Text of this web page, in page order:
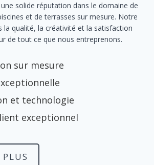
solide réputation dans le domaine de
et de terrasses sur mesure. Notre
la qualité, la créativité et la satisfaction
de tout ce que nous entreprenons.
sur mesure
et technologie
exceptionnel